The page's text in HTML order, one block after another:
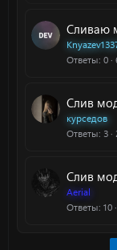
Сливаю
Ответы 0
Слив
курседов
Ответы 3
Слив
Aerial
Ответы 10